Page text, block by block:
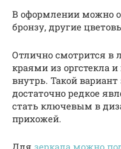
В оформлении можно
бронзу, другие
Отлично смотрится в
краями из оргстекла
внутрь. Такой
достаточно редкое
стать ключевым в
прихожей.
Для зеркала можно